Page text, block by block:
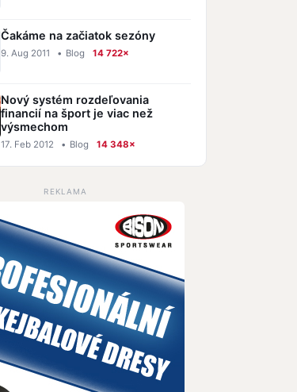
Čakáme na začiatok sezóny
9. Aug 2011 • Blog 14 722×
Nový systém rozdeľovania
financií na šport je viac než
výsmechom
17. Feb 2012 • Blog 14 348×
REKLAMA